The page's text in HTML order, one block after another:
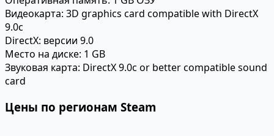
Видеокарта: 3D graphics card compatible with DirectX
9.0c
DirectX: версии 9.0
Место на диске: 1 GB
Звуковая карта: DirectX 9.0c or better compatible sound
card
Цены по регионам Steam